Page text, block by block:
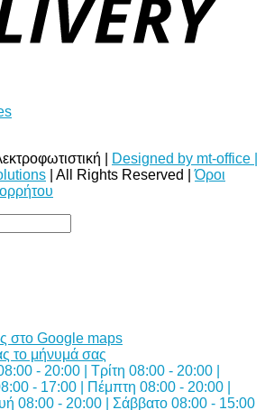
|
Designed by mt-office |
| All Rights Reserved |Όροι
στο Google maps
το μήνυμά σας
- 20:00 | Τρίτη 08:00 - 20:00 |
- 17:00 | Πέμπτη 08:00 - 20:00 |
08:00 - 20:00 | Σάββατο 08:00 - 15:00